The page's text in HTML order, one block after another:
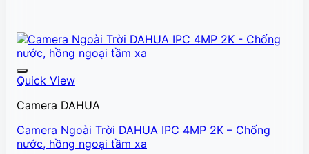
Quick View
Camera DAHUA
Camera Ngoài Trời DAHUA IPC 4MP 2K – Chống
nước, hồng ngoại tầm xa